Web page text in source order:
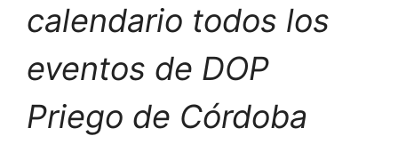
calendario todos los
eventos de DOP
Priego de Córdoba